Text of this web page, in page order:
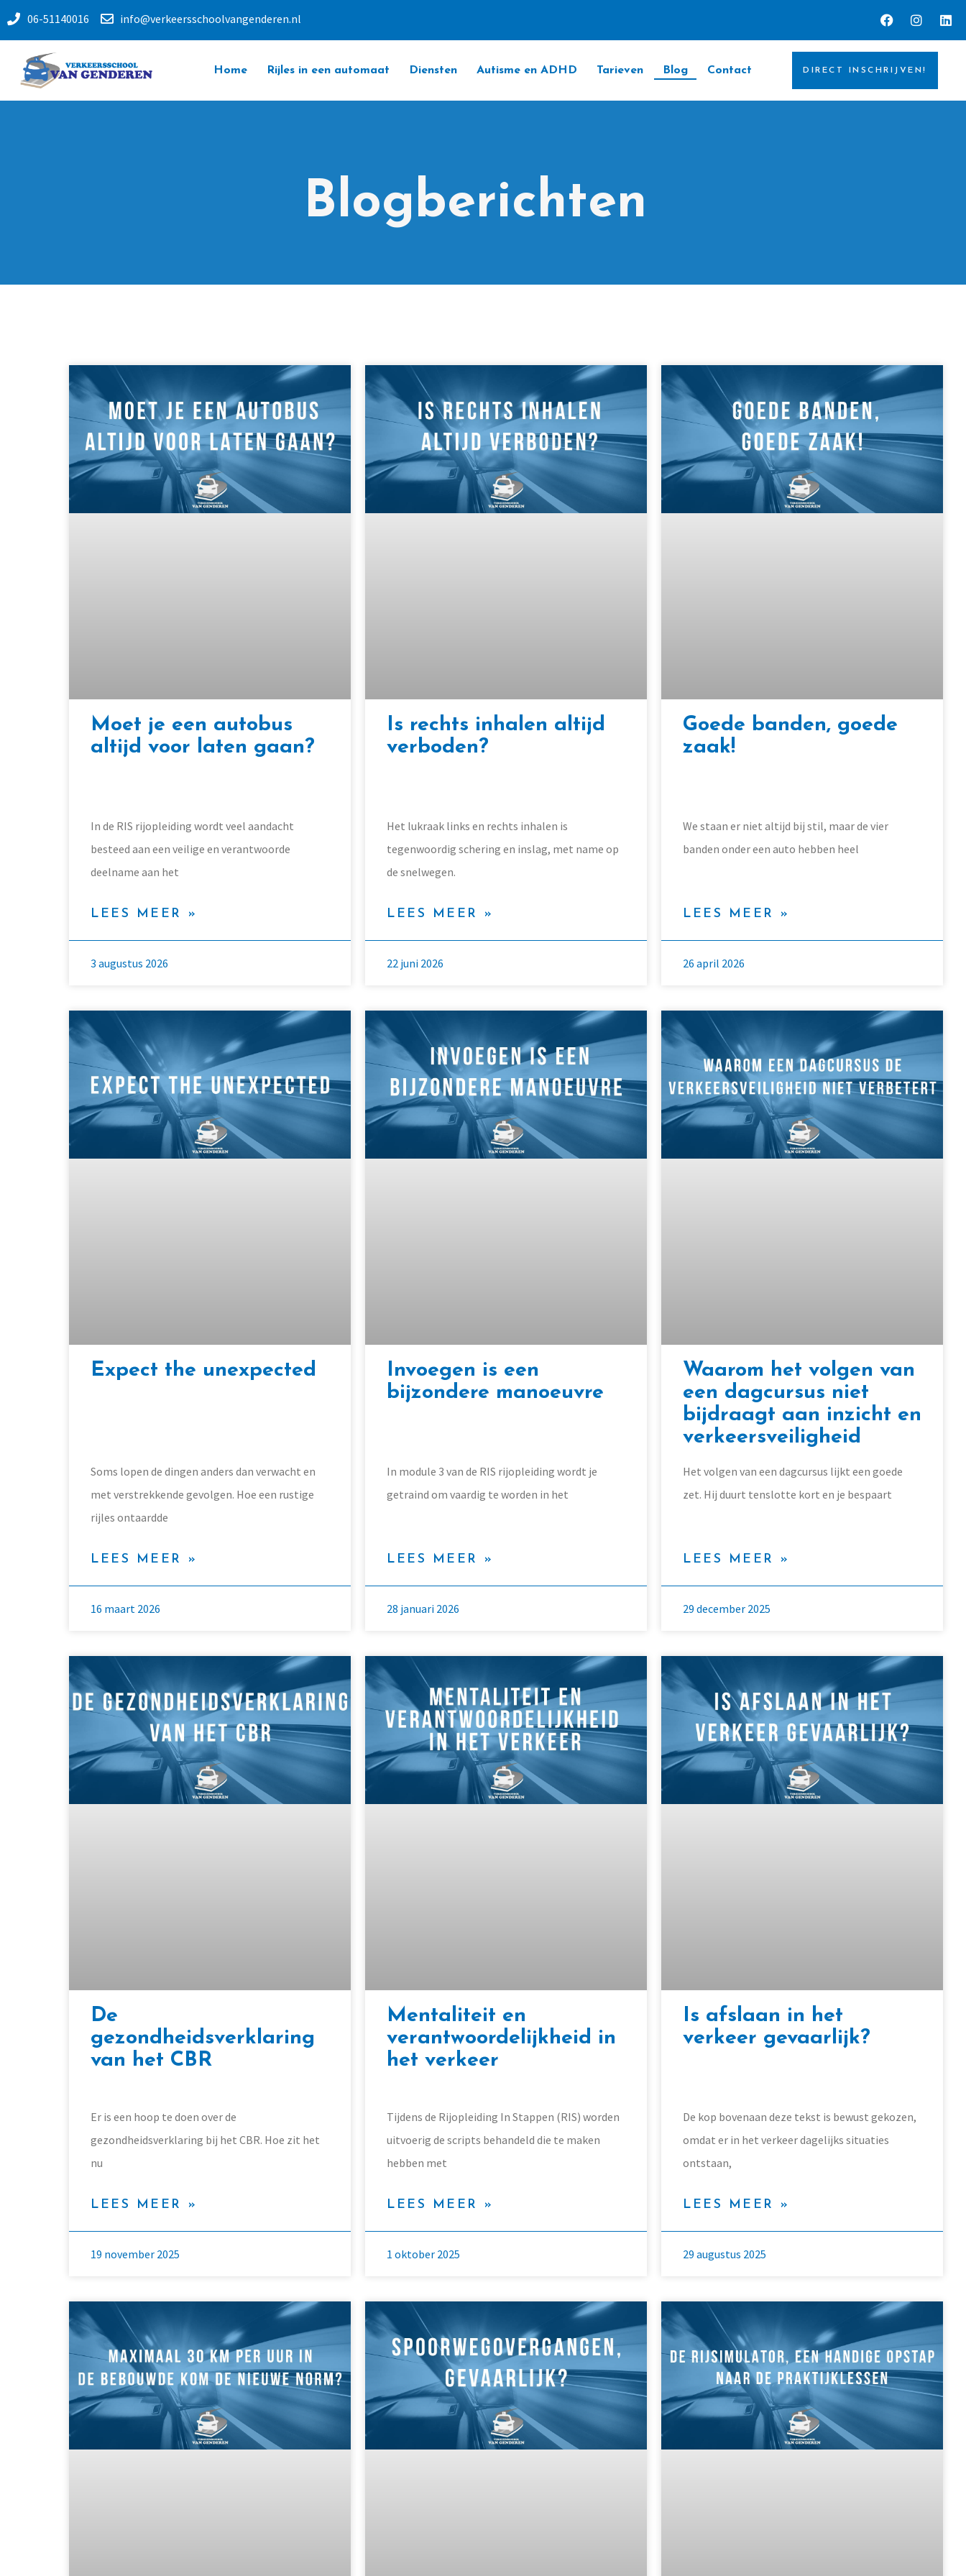
06-51140016 info@verkeersschoolvangenderen.nl
Home Rijles in een automaat Diensten Autisme en ADHD Tarieven Blog Contact DIRECT INSCHRIJVEN!
Blogberichten
Moet je een autobus
altijd voor laten gaan?
In de RIS rijopleiding wordt veel aandacht
besteed aan een veilige en verantwoorde
deelname aan het
LEES MEER »
3 augustus 2026
Is rechts inhalen altijd
verboden?
Het lukraak links en rechts inhalen is
tegenwoordig schering en inslag, met name op
de snelwegen.
LEES MEER »
22 juni 2026
Goede banden, goede
zaak!
We staan er niet altijd bij stil, maar de vier
banden onder een auto hebben heel
LEES MEER »
26 april 2026
Expect the unexpected
Soms lopen de dingen anders dan verwacht en
met verstrekkende gevolgen. Hoe een rustige
rijles ontaardde
LEES MEER »
16 maart 2026
Invoegen is een
bijzondere manoeuvre
In module 3 van de RIS rijopleiding wordt je
getraind om vaardig te worden in het
LEES MEER »
28 januari 2026
Waarom het volgen van
een dagcursus niet
bijdraagt aan inzicht en
verkeersveiligheid
Het volgen van een dagcursus lijkt een goede
zet. Hij duurt tenslotte kort en je bespaart
LEES MEER »
29 december 2025
De
gezondheidsverklaring
van het CBR
Er is een hoop te doen over de
gezondheidsverklaring bij het CBR. Hoe zit het
nu
LEES MEER »
19 november 2025
Mentaliteit en
verantwoordelijkheid in
het verkeer
Tijdens de Rijopleiding In Stappen (RIS) worden
uitvoerig de scripts behandeld die te maken
hebben met
LEES MEER »
1 oktober 2025
Is afslaan in het
verkeer gevaarlijk?
De kop bovenaan deze tekst is bewust gekozen,
omdat er in het verkeer dagelijks situaties
ontstaan,
LEES MEER »
29 augustus 2025